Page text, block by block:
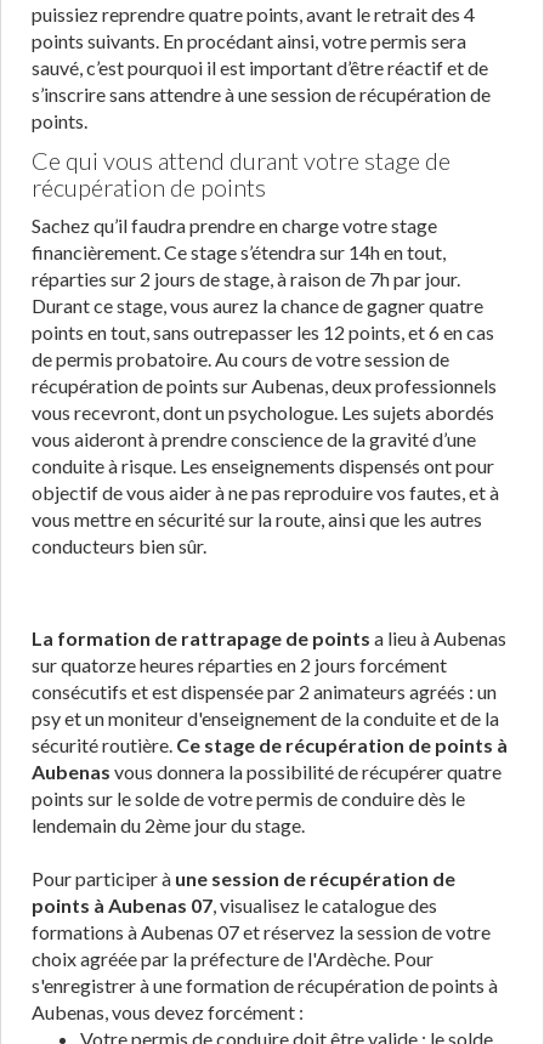
puissiez reprendre quatre points, avant le retrait des 4
points suivants. En procédant ainsi, votre permis sera
sauvé, c’est pourquoi il est important d’être réactif et de
s’inscrire sans attendre à une session de récupération de
points.
Ce qui vous attend durant votre stage de
récupération de points
Sachez qu’il faudra prendre en charge votre stage
financièrement. Ce stage s’étendra sur 14h en tout,
réparties sur 2 jours de stage, à raison de 7h par jour.
Durant ce stage, vous aurez la chance de gagner quatre
points en tout, sans outrepasser les 12 points, et 6 en cas
de permis probatoire. Au cours de votre session de
récupération de points sur Aubenas, deux professionnels
vous recevront, dont un psychologue. Les sujets abordés
vous aideront à prendre conscience de la gravité d’une
conduite à risque. Les enseignements dispensés ont pour
objectif de vous aider à ne pas reproduire vos fautes, et à
vous mettre en sécurité sur la route, ainsi que les autres
conducteurs bien sûr.
La formation de rattrapage de points a lieu à Aubenas
sur quatorze heures réparties en 2 jours forcément
consécutifs et est dispensée par 2 animateurs agréés : un
psy et un moniteur d'enseignement de la conduite et de la
sécurité routière. Ce stage de récupération de points à
Aubenas vous donnera la possibilité de récupérer quatre
points sur le solde de votre permis de conduire dès le
lendemain du 2ème jour du stage.
Pour participer à une session de récupération de
points à Aubenas 07, visualisez le catalogue des
formations à Aubenas 07 et réservez la session de votre
choix agréée par la préfecture de l'Ardèche. Pour
s'enregistrer à une formation de récupération de points à
Aubenas, vous devez forcément :
Votre permis de conduire doit être valide : le solde